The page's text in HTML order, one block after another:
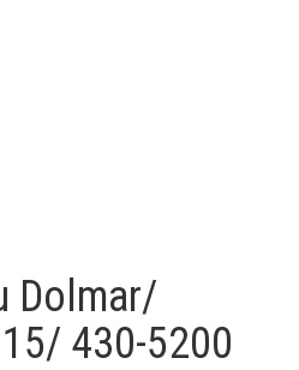
Dolmar/
430-5200